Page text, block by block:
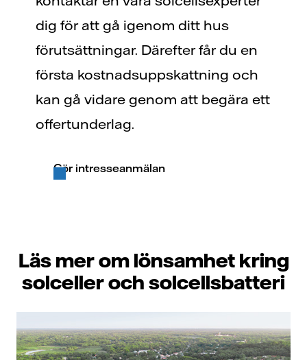
dig för att gå igenom ditt hus
förutsättningar. Därefter får du en
första kostnadsuppskattning och
kan gå vidare genom att begära ett
offertunderlag.
Gör intresseanmälan
Läs mer om lönsamhet kring
solceller och solcellsbatteri